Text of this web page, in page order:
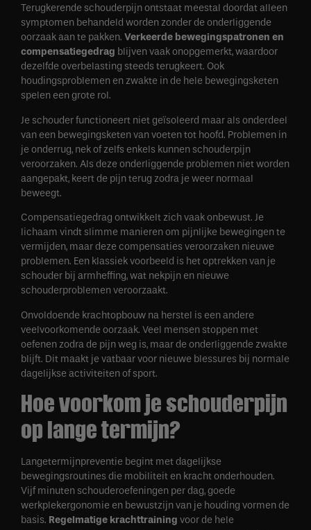
Terugkerende schouderpijn ontstaat meestal doordat alleen
symptomen behandeld worden zonder de onderliggende
oorzaak aan te pakken. Verkeerde bewegingspatronen en
compensatiegedrag blijven vaak onopgemerkt, waardoor
dezelfde overbelasting steeds terugkeert. Ook
houdingsproblemen en zwakte in de hele bewegingsketen
spelen een grote rol.
Je schouder functioneert niet geïsoleerd maar als onderdeel
van een bewegingsketen van voeten tot hoofd. Problemen in
je onderrug, nek of zelfs enkels kunnen schouderpijn
veroorzaken. Als deze onderliggende problemen niet worden
aangepakt, keert de pijn terug zodra je weer normaal
beweegt.
Compensatiegedrag ontwikkelt zich vaak onbewust. Je
lichaam vindt slimme manieren om pijnlijke bewegingen te
vermijden, maar deze compensaties veroorzaken nieuwe
problemen. Een klassiek voorbeeld is het optrekken van je
schouder bij armheffing, wat nekpijn en nieuwe
schouderproblemen veroorzaakt.
Onvoldoende krachtopbouw na herstel is een andere
veelvoorkomende oorzaak. Veel mensen stoppen met
oefenen zodra de pijn weg is, maar de onderliggende zwakte
blijft. Dit maakt je vatbaar voor nieuwe blessures bij normale
dagelijkse activiteiten of sport.
Hoe voorkom je schouderpijn
op lange termijn?
Langetermijnpreventie begint met dagelijkse
bewegingsroutines die mobiliteit en kracht onderhouden.
Vijf minuten schouderoefeningen per dag, goede
werkplekergonomie en bewustzijn van je houding vormen de
basis. Regelmatige krachttraining voor de hele